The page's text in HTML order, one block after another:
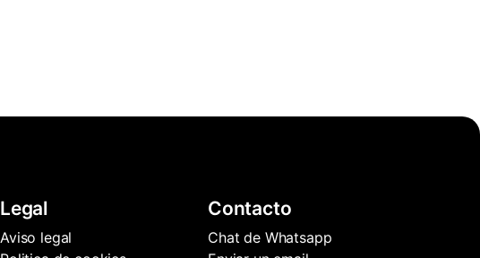
Legal
Aviso legal
Contacto
Chat de Whatsapp